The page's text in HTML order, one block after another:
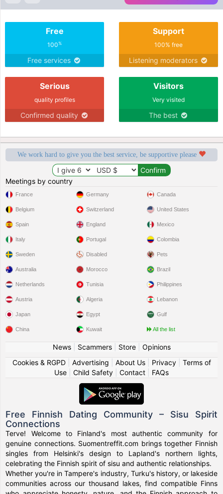
Free
100%
Free services
Support
100% free
Listening moderators
Serious
quality profiles
Confirmed quality
Visitors
Very visited
The best
We work hard to give you the best service, be supportive please
Meetings by country
France
Belgium
Spain
Italy
Sweden
Germany
Switzerland
England
Portugal
Disabled
Canada
United States
Mexico
Colombia
Pets
Australia
Netherlands
Austria
Japan
China
Morocco
Tunisia
Algeria
Egypt
Kuwait
Brazil
Philippines
Lebanon
Gulf
All the list
News| Scammers| Store| Opinions
Cookies & RGPD| Advertising About Us| Privacy| Terms of
Use
Child Safety Contact FAQs
Free Finnish Dating Community – Sisu Spirit
Connections
Terve! Welcome to Finland's most authentic community for
genuine connections. Suomentreffit.com brings together Finnish
singles from Helsinki's design to Lapland's northern lights,
celebrating the Finnish spirit of sisu and authentic relationships.
Whether you're in Tampere's industry, Turku's history, or lakeside
communities across our thousand lakes, find compatible Finns